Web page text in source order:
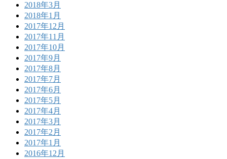
2018年3月
2018年1月
2017年12月
2017年11月
2017年10月
2017年9月
2017年8月
2017年7月
2017年6月
2017年5月
2017年4月
2017年3月
2017年2月
2017年1月
2016年12月